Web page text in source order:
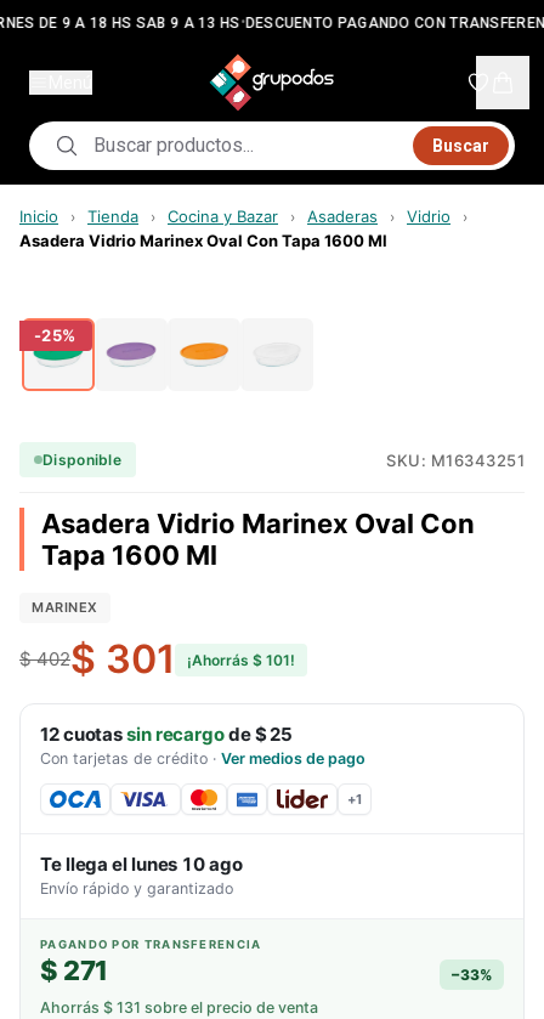
DE 9 A 18 HS SAB 9 A 13 HS•DESCUENTO PAGANDO CON
Buscar
Inicio › Tienda › Cocina y Bazar › Asaderas › Vidrio ›
Asadera Vidrio Marinex Oval Con Tapa 1600 Ml
-25%
Disponible SKU: M16343251
Asadera Vidrio Marinex Oval Con
Tapa 1600 Ml
MARINEX
$ 402$ 301 ¡Ahorrás $ 101!
12cuotassin recargode$ 25
Con tarjetas de crédito · Ver medios de pago
+1
Te llega ellunes 10 ago
Envío rápido y garantizado
PAGANDO POR TRANSFERENCIA
$ 271 −33%
Ahorrás $ 131 sobre el precio de venta